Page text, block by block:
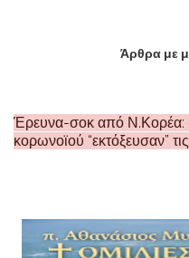
Άρθρα με
Έρευνα-σοκ από Ν.Κορέα:
κορωνοϊού “εκτόξευσαν”